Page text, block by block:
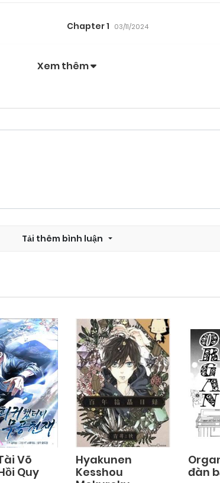
Chapter 1 03/11/2024
Xem thêm
Tải thêm bình luận
Võ
Quy
Hyakunen
Kesshou
đàn